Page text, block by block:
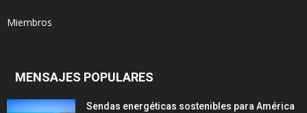
Miembros
MENSAJES POPULARES
Sendas energéticas sostenibles para América